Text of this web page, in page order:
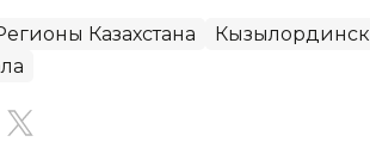
Казахстана